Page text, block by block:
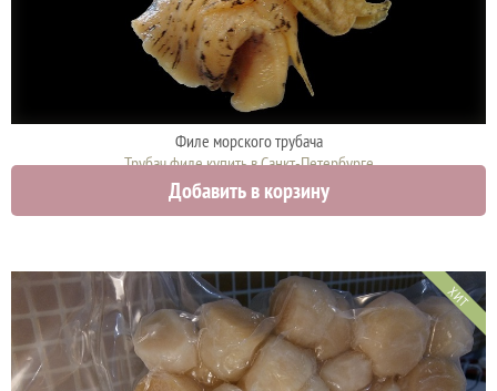
Филе морского трубача
Трубач филе купить в Санкт-Петербурге
1980 руб.
Добавить в корзину
ХИТ